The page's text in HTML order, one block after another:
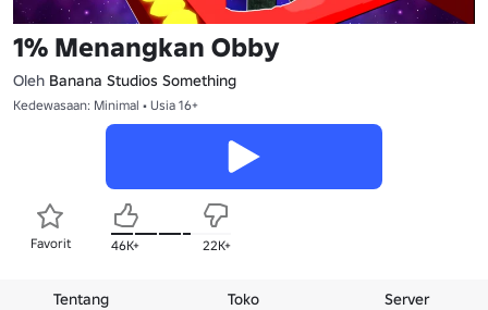
1% Menangkan Obby
Oleh Banana Studios Something
Kedewasaan: Minimal • Usia 16+
Favorit 46K+ 22K+
Tentang Toko Server